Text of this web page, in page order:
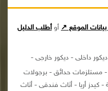
الموقع ↗ أوأطلب الدليل
داخلى - ديكور خارجى -
- مستلزمات حدائق - برجولات
كيدز أريا - أثاث فندقى - أثاث